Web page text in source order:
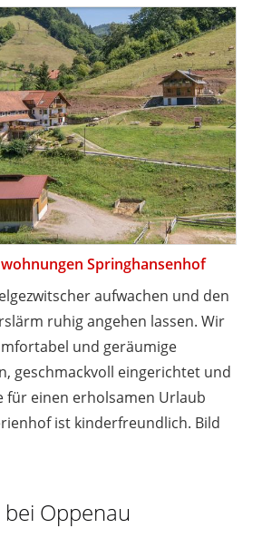
Springhansenhof
aufwachen und den
ruhig angehen lassen. Wir
und geräumige
geschmackvoll eingerichtet und
für einen erholsamen Urlaub
ist kinderfreundlich. Bild
Oppenau